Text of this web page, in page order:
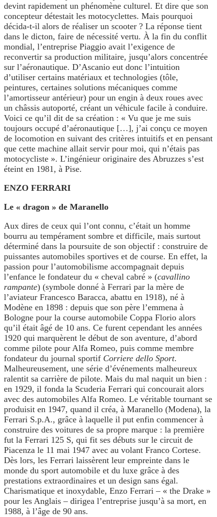
devint rapidement un phénomène culturel. Et dire que son
concepteur détestait les motocyclettes. Mais pourquoi
décida-t-il alors de réaliser un scooter ? La réponse tient
dans le dicton, faire de nécessité vertu. À la fin du conflit
mondial, l’entreprise Piaggio avait l’exigence de
reconvertir sa production militaire, jusqu’alors concentrée
sur l’aéronautique. D’Ascanio eut donc l’intuition
d’utiliser certains matériaux et technologies (tôle,
peintures, certaines solutions mécaniques comme
l’amortisseur antérieur) pour un engin à deux roues avec
un châssis autoporté, créant un véhicule facile à conduire.
Voici ce qu’il dit de sa création : « Vu que je me suis
toujours occupé d’aéronautique […], j’ai conçu ce moyen
de locomotion en suivant des critères intuitifs et en pensant
que cette machine allait servir pour moi, qui n’étais pas
motocycliste ». L’ingénieur originaire des Abruzzes s’est
éteint en 1981, à Pise.
ENZO FERRARI
Le « dragon » de Maranello
Aux dires de ceux qui l’ont connu, c’était un homme
bourru au tempérament sombre et difficile, mais surtout
déterminé dans la poursuite de son objectif : construire de
puissantes automobiles sportives et de course. En effet, la
passion pour l’automobilisme accompagnait depuis
l’enfance le fondateur du « cheval cabré » (cavallino
rampante) (symbole donné à Ferrari par la mère de
l’aviateur Francesco Baracca, abattu en 1918), né à
Modène en 1898 : depuis que son père l’emmena à
Bologne pour la course automobile Coppa Florio alors
qu’il était âgé de 10 ans. Ce furent cependant les années
1920 qui marquèrent le début de son aventure, d’abord
comme pilote pour Alfa Romeo, puis comme membre
fondateur du journal sportif Corriere dello Sport.
Malheureusement, une série d’événements malheureux
ralentit sa carrière de pilote. Mais du mal naquit un bien :
en 1929, il fonda la Scuderia Ferrari qui concourait alors
avec des automobiles Alfa Romeo. Le véritable tournant se
produisit en 1947, quand il créa, à Maranello (Modena), la
Ferrari S.p.A., grâce à laquelle il put enfin commencer à
construire des voitures de sa propre marque : la première
fut la Ferrari 125 S, qui fit ses débuts sur le circuit de
Piacenza le 11 mai 1947 avec au volant Franco Cortese.
Dès lors, les Ferrari laissèrent leur empreinte dans le
monde du sport automobile et du luxe grâce à des
prestations extraordinaires et un design sans égal.
Charismatique et inoxydable, Enzo Ferrari – « the Drake »
pour les Anglais – dirigea l’entreprise jusqu’à sa mort, en
1988, à l’âge de 90 ans.